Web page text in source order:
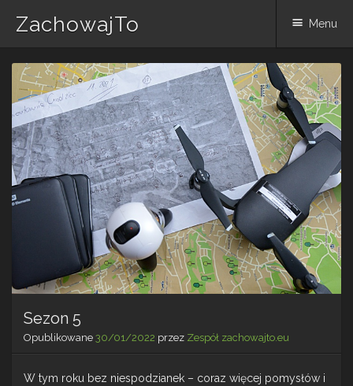
ZachowajTo Menu
Skip
to
content
Sezon 5
Opublikowane 30/01/2022 przez Zespół zachowajto.eu
W tym roku bez niespodzianek – coraz więcej pomysłów i